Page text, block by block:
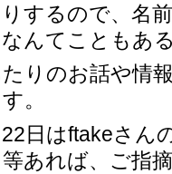
するので、名
んてこともあ
りのお話や情
。
日はftakeさん
あれば、ご指